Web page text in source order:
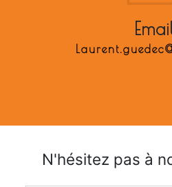
N'hésitez pas à